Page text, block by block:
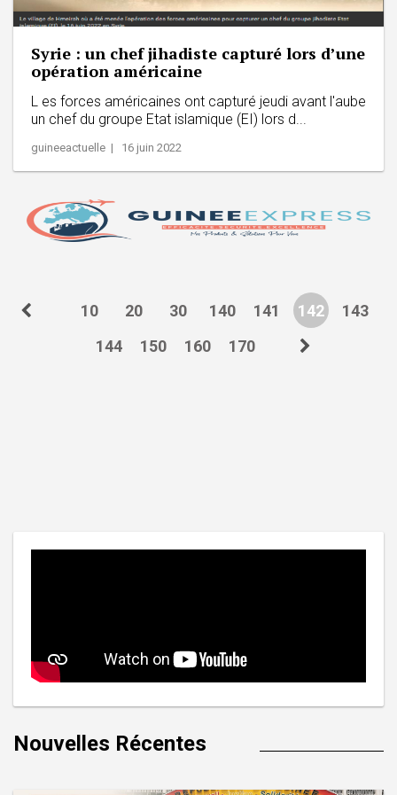
Syrie : un chef jihadiste capturé lors d’une
opération américaine
L es forces américaines ont capturé jeudi avant l'aube
un chef du groupe Etat islamique (EI) lors d...
guineeactuelle | 16 juin 2022
10 20 30 140 141 142
143
144
150 160 170
Nouvelles Récentes